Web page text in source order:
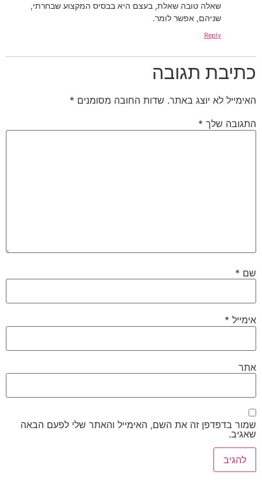
שאלה טובה שאלת, בעצם היא בבסיס המקצוע שבחרתי,
שניהם, אפשר לומר.
Reply
כתיבת תגובה
האימייל לא יוצג באתר. שדות החובה מסומנים *
התגובה שלך *
שם *
אימייל *
אתר
שמור בדפדפן זה את השם, האימייל והאתר שלי לפעם הבאה
שאגיב.